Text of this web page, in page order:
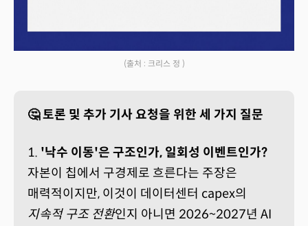
(출처 : 크리스 정 )
🤔 토론 및 추가 기사 요청을 위한 세 가지 질문
1. '낙수 이동'은 구조인가, 일회성 이벤트인가?
자본이 칩에서 구경제로 흐른다는 주장은
매력적이지만, 이것이 데이터센터 capex의
지속적 구조 전환인지 아니면 2026~2027년 AI